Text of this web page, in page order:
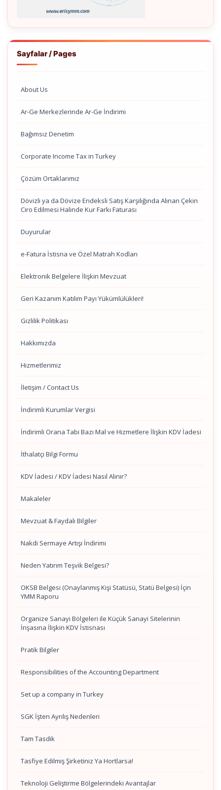
Sayfalar / Pages
About Us
Ar-Ge Merkezlerinde Ar-Ge İndirimi
Bağımsız Denetim
Corporate Income Tax in Turkey
Çözüm Ortaklarımız
Dövizli ya da Dövize Endeksli Satış Karşılığında Alınan Çekin
Ciro Edilmesi Halinde Kur Farkı Faturası
Duyurular
e-Fatura İstisna ve Özel Matrah Kodları
Elektronik Belgelere İlişkin Mevzuat
Geri Kazanım Katılım Payı Yükümlülükleri!
Gizlilik Politikası
Hakkımızda
Hizmetlerimiz
İletişim / Contact Us
İndirimli Kurumlar Vergisi
İndirimli Orana Tabi Bazı Mal ve Hizmetlere İlişkin KDV İadesi
İthalatçı Bilgi Formu
KDV İadesi / KDV İadesi Nasıl Alınır?
Makaleler
Mevzuat & Faydalı Bilgiler
Nakdi Sermaye Artışı İndirimi
Neden Yatırım Teşvik Belgesi?
OKSB Belgesi (Onaylanmış Kişi Statüsü, Statü Belgesi) İçin
YMM Raporu
Organize Sanayi Bölgeleri ile Küçük Sanayi Sitelerinin
İnşasına İlişkin KDV İstisnası
Pratik Bilgiler
Responsibilities of the Accounting Department
Set up a company in Turkey
SGK İşten Ayrılış Nedenleri
Tam Tasdik
Tasfiye Edilmiş Şirketiniz Ya Hortlarsa!
Teknoloji Geliştirme Bölgelerindeki Avantajlar